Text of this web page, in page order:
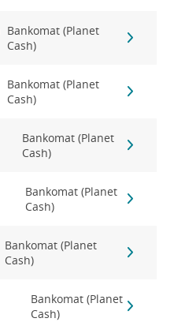
Bankomat (Planet
Cash)
Bankomat (Planet
Cash)
Bankomat (Planet
Cash)
Bankomat (Planet
Cash)
Bankomat (Planet
Cash)
Bankomat (Planet
Cash)